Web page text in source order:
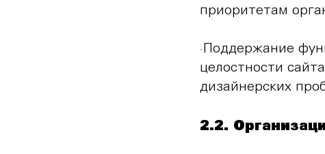
приоритетам
·Поддержание
целостности
дизайнерских
2.2.